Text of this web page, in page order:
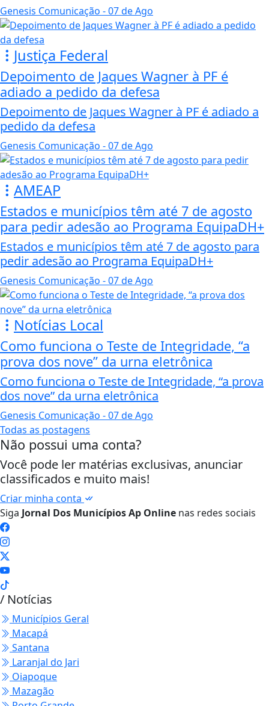
Genesis Comunicação - 07 de Ago
Justiça Federal
Depoimento de Jaques Wagner à PF é
adiado a pedido da defesa
Depoimento de Jaques Wagner à PF é adiado a
pedido da defesa
Genesis Comunicação - 07 de Ago
AMEAP
Estados e municípios têm até 7 de agosto
para pedir adesão ao Programa EquipaDH+
Estados e municípios têm até 7 de agosto para
pedir adesão ao Programa EquipaDH+
Genesis Comunicação - 07 de Ago
Notícias Local
Como funciona o Teste de Integridade, “a
prova dos nove” da urna eletrônica
Como funciona o Teste de Integridade, “a prova
dos nove” da urna eletrônica
Genesis Comunicação - 07 de Ago
Todas as postagens
Não possui uma conta?
Você pode ler matérias exclusivas, anunciar
classificados e muito mais!
Criar minha conta
Siga Jornal Dos Municípios Ap Online nas redes sociais
/ Notícias
Municípios Geral
Macapá
Santana
Laranjal do Jari
Oiapoque
Mazagão